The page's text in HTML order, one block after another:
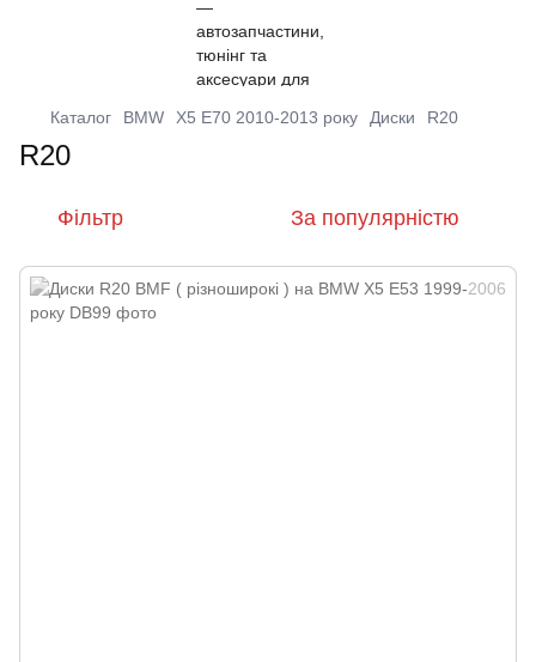
Каталог BMW X5 E70 2010-2013 року Диски R20
R20
Фільтр За популярністю